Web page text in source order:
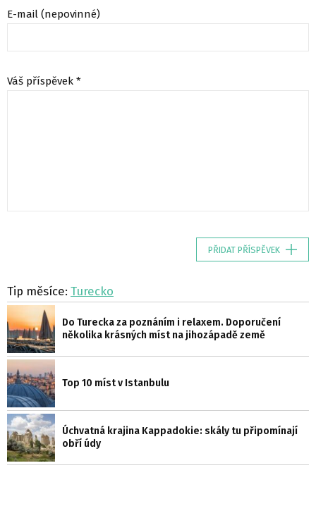
E-mail (nepovinné)
Váš příspěvek *
PŘIDAT PŘÍSPĚVEK
Tip měsíce: Turecko
Do Turecka za poznáním i relaxem. Doporučení
několika krásných míst na jihozápadě země
Top 10 míst v Istanbulu
Úchvatná krajina Kappadokie: skály tu připomínají
obří údy